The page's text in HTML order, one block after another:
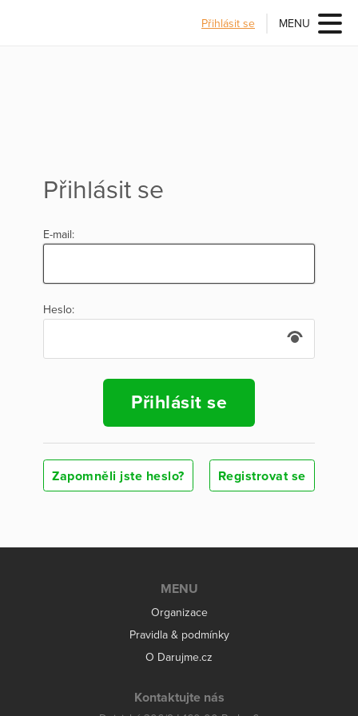
Přihlásit se MENU
Přihlásit se
E-mail:
Heslo:
Přihlásit se
Zapomněli jste heslo? Registrovat se
MENU
Organizace
Pravidla & podmínky
O Darujme.cz
Kontaktujte nás